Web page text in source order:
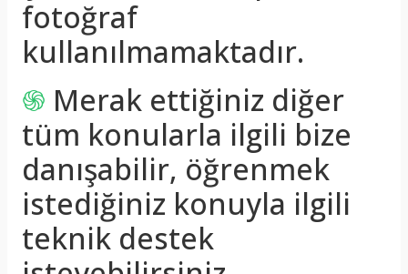
fotoğraf
kullanılmamaktadır.
֍ Merak ettiğiniz diğer
tüm konularla ilgili bize
danışabilir, öğrenmek
istediğiniz konuyla ilgili
teknik destek